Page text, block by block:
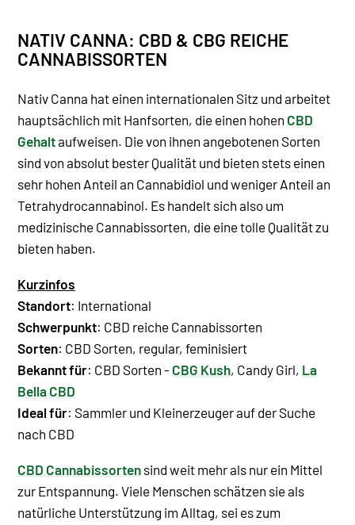
NATIV CANNA: CBD & CBG REICHE
CANNABISSORTEN
Nativ Canna hat einen internationalen Sitz und arbeitet
hauptsächlich mit Hanfsorten, die einen hohen CBD
Gehaltaufweisen. Die von ihnen angebotenen Sorten
sind von absolut bester Qualität und bieten stets einen
sehr hohen Anteil an Cannabidiol und weniger Anteil an
Tetrahydrocannabinol. Es handelt sich also um
medizinische Cannabissorten, die eine tolle Qualität zu
bieten haben.
Kurzinfos
Standort: International
Schwerpunkt: CBD reiche Cannabissorten
Sorten: CBD Sorten, regular, feminisiert
Bekannt für: CBD Sorten - CBG Kush, Candy Girl, La
Bella CBD
Ideal für: Sammler und Kleinerzeuger auf der Suche
nach CBD
CBD Cannabissorten sind weit mehr als nur ein Mittel
zur Entspannung. Viele Menschen schätzen sie als
natürliche Unterstützung im Alltag, sei es zum